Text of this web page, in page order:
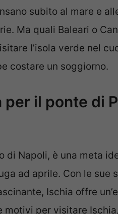
subito al mare e
Ma quali Baleari o
l’isola verde nel
costare un soggiorno.
per il ponte di
di Napoli, è una meta
ad aprile. Con le sue
Ischia offre
motivi per visitare